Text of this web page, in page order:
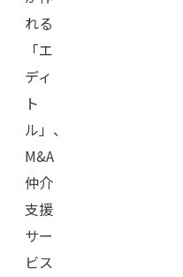
れる
「エ
ディ
ト
ル」、
M&A
仲介
支援
サー
ビス